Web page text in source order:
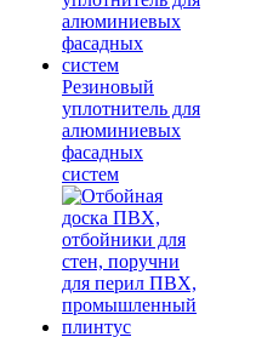
Резиновый
уплотнитель для
алюминиевых
фасадных
систем